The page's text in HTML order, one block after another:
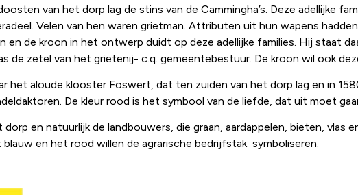
van het dorp lag de stins van de Cammingha’s. Deze adellijke
Velen van hen waren grietman. Attributen uit hun wapens
en de kroon in het ontwerp duidt op deze adellijke families. Hij staat
de zetel van het grietenij- c.q. gemeentebestuur. De kroon wil ook
het aloude klooster Foswert, dat ten zuiden van het dorp lag en in
De kleur rood is het symbool van de liefde, dat uit moet
en natuurlijk de landbouwers, die graan, aardappelen, bieten, vlas
en het rood willen de agrarische bedrijfstak symboliseren.